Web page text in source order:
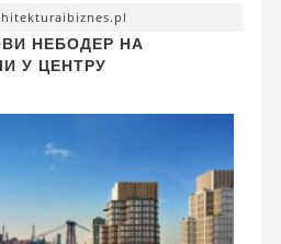
НЕБОДЕР НА
У ЦЕНТРУ